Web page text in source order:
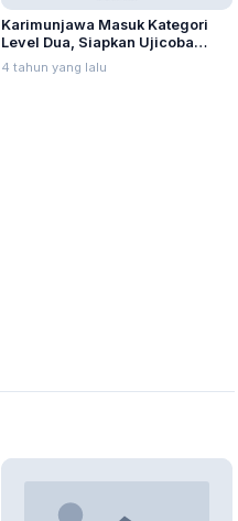
Karimunjawa Masuk Kategori
Level Dua, Siapkan Ujicoba
Pembukaan Objek Wisata
4 tahun yang lalu